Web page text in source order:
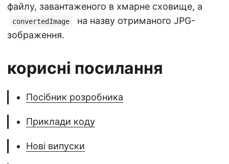
файлу, завантаженого в хмарне сховище, а
convertedImage
на назву отриманого JPG-
зображення.
корисні посилання
Посібник розробника
Приклади коду
Нові випуски